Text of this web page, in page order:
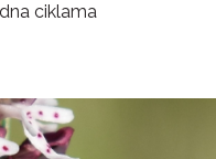
ciklama